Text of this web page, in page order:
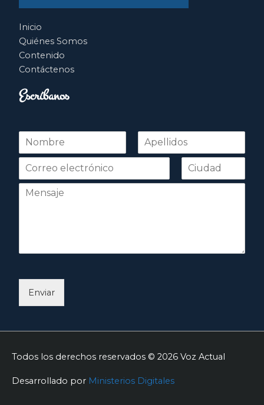
Inicio
Quiénes Somos
Contenido
Contáctenos
Escríbanos
N
m
r
Nombre Apellidos
Enviar
Todos los derechos reservados © 2026 Voz Actual
Desarrollado por Ministerios Digitales